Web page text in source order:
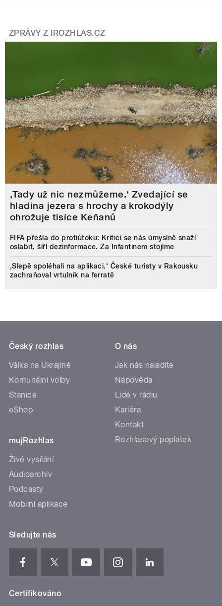
ZPRÁVY Z IROZHLAS.CZ
‚Tady už nic nezmůžeme.‘ Zvedající se
hladina jezera s hrochy a krokodýly
ohrožuje tisíce Keňanů
FIFA přešla do protiútoku: Kritici se nás úmyslně snaží
oslabit, šíří dezinformace. Za Infantinem stojíme
‚Slepě spoléhali na aplikaci.‘ České turisty v Rakousku
zachraňoval vrtulník na ferratě
Český rozhlas
Válka na Ukrajině
Komunální volby
Stanice
eShop
mujRozhlas
Živé vysílání
Audioarchiv
Podcasty
Mobilní aplikace
O nás
Jak nás naladíte
Nápověda
Lidé v rádiu
Kariéra
Kontakt
Rozhlasový poplatek
Sledujte nás
Certifikováno